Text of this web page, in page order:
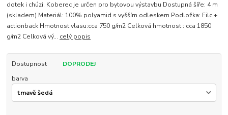
dotek i chúzi. Koberec je určen pro bytovou výstavbu Dostupná šíře: 4 m
(skladem) Materiál: 100% polyamid s vyšším odleskem Podložka: Filc +
actionback Hmotnost vlasu:cca 750 g/m2 Celková hmotnost : cca 1850
g/m2 Celková vý... celý popis
Dostupnost
DOPRODEJ
barva